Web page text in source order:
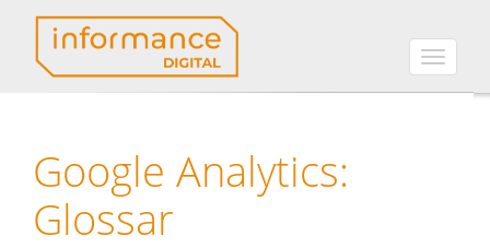
Toggle
Google Analytics:
Glossar